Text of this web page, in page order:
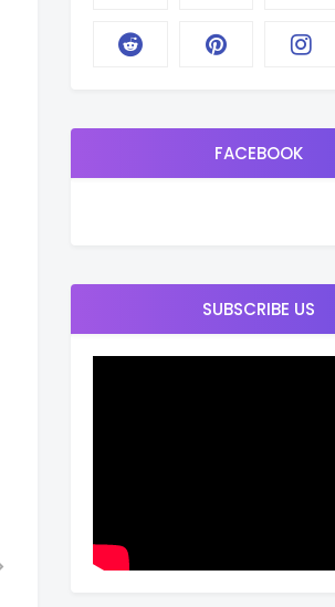
FACEBOOK
SUBSCRIBE US